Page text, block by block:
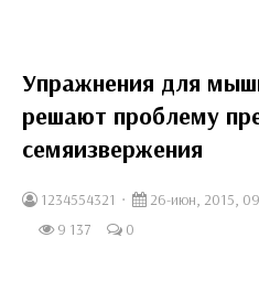
Упражнения для
решают проблему
семяизвержения
1234554321 26-июн, 2015,
9 137
0